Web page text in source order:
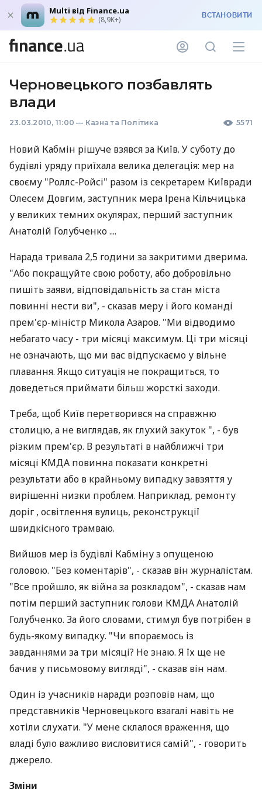
Multi від Finance.ua
(8,9K+) ВСТАНОВИТИ
Черновецького позбавлять
влади
23.03.2010, 11:00 — Казна та Політика 5571
Новий Кабмін рішуче взявся за Київ. У суботу до
будівлі уряду приїхала велика делегація: мер на
своєму "Роллс-Ройсі" разом із секретарем Київради
Олесем Довгим, заступник мера Ірена Кільчицька
у великих темних окулярах, перший заступник
Анатолій Голубченко ....
Нарада тривала 2,5 години за закритими дверима.
"Або покращуйте свою роботу, або добровільно
пишіть заяви, відповідальність за стан міста
повинні нести ви", - сказав меру і його команді
прем'єр-міністр Микола Азаров. "Ми відводимо
небагато часу - три місяці максимум. Ці три місяці
не означають, що ми вас відпускаємо у вільне
плавання. Якщо ситуація не покращиться, то
доведеться приймати більш жорсткі заходи.
Треба, щоб Київ перетворився на справжню
столицю, а не виглядав, як глухий закуток ", - був
різким прем'єр. В результаті в найближчі три
місяці КМДА повинна показати конкретні
результати або в крайньому випадку завзяття у
вирішенні низки проблем. Наприклад, ремонту
доріг , освітлення вулиць, реконструкції
швидкісного трамваю.
Вийшов мер із будівлі Кабміну з опущеною
головою. "Без коментарів", - сказав він журналістам.
"Все пройшло, як війна за розкладом", - сказав нам
потім перший заступник голови КМДА Анатолій
Голубченко. За його словами, стимул був потрібен в
будь-якому випадку. "Чи впораємось із
завданнями за три місяці? Не знаю. Я їх ще не
бачив у письмовому вигляді", - сказав він нам.
Один із учасників наради розповів нам, що
представників Черновецького взагалі навіть не
хотіли слухати. "У мене склалося враження, що
владі було важливо висловитися самій", - говорить
джерело.
Зміни